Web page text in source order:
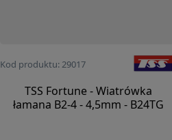
Kod produktu: 29017
TSS Fortune - Wiatrówka
łamana B2-4 - 4,5mm - B24TG